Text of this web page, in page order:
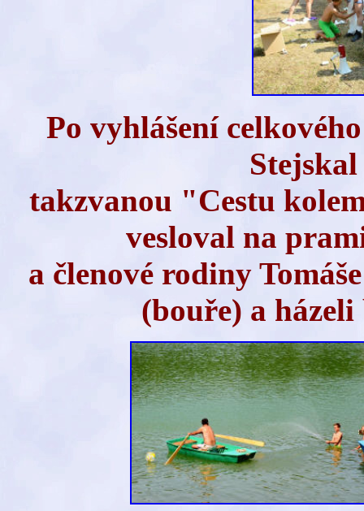
Po vyhlášení
takzvanou "Cestu
vesloval na
a členové rodiny
(bouře) a